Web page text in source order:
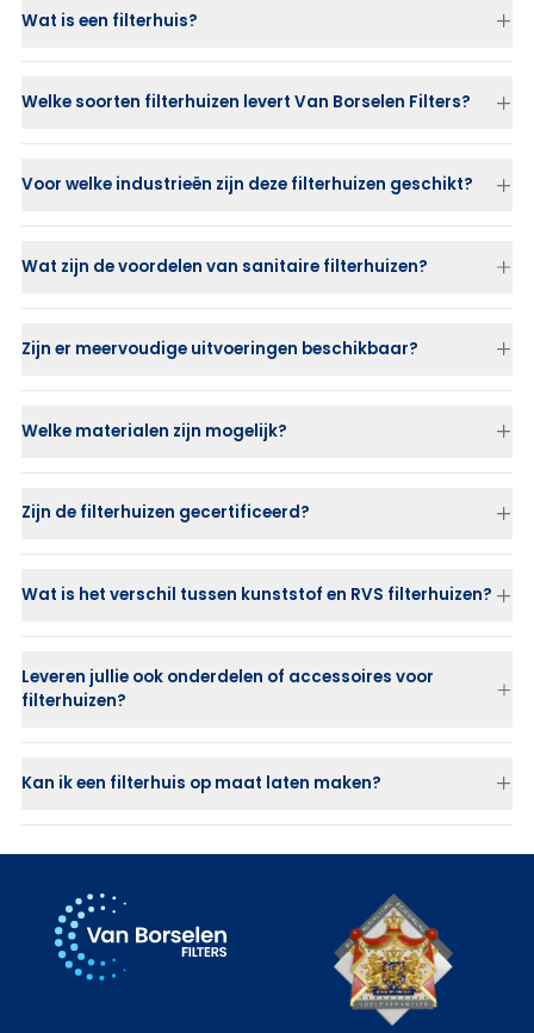
Wat is een filterhuis?
Welke soorten filterhuizen levert Van Borselen Filters?
Voor welke industrieën zijn deze filterhuizen geschikt?
Wat zijn de voordelen van sanitaire filterhuizen?
Zijn er meervoudige uitvoeringen beschikbaar?
Welke materialen zijn mogelijk?
Zijn de filterhuizen gecertificeerd?
Wat is het verschil tussen kunststof en RVS filterhuizen?
RVS filterhuizenzijn sterk, duurzaam en geschikt voor hoge
Kunststof filterhuizen (PP of PVDF)zijn ideaal bij corrosieve of
chemische vloeistoffen waar RVS niet toepasbaar is.
Leveren jullie ook onderdelen of accessoires voor
filterhuizen?
Kan ik een filterhuis op maat laten maken?